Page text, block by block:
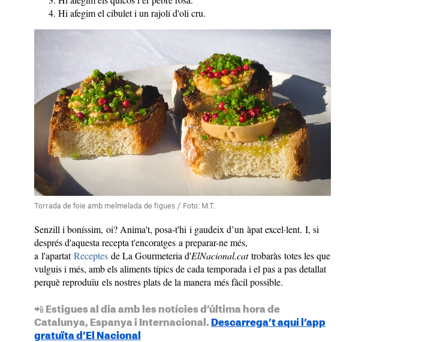
Hi afegim el cibulet i un rajolí d'oli cru.
Torrada de foie amb melmelada de figues / Foto: M.T.
Senzill i boníssim, oi? Anima't, posa-t'hi i gaudeix d’un àpat excel·lent. I, si
després d'aquesta recepta t'encoratges a preparar-ne més,
a l'apartatReceptes de La Gourmeteria d'ElNacional.cattrobaràs totes les que
vulguis i més, amb els aliments típics de cada temporada i el pas a pas detallat
perquè reproduïu els nostres plats de la manera més fàcil possible.
📲 Estigues al dia amb les notícies d’última hora de
Catalunya, Espanya i Internacional. Descarrega’t aquí l’app
gratuïta d’El Nacional